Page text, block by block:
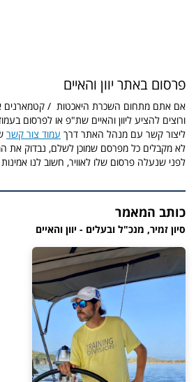
פרסום באתר יוון והאיים
אם אתם מתחום השכרת היאכטות / קטמארנים
ורוצים להציע ליוון והאיים שת"פ או לפרסום
ליצור קשר עם מנהל האתר דרך עמוד צור קשר
לא מקבלים כל מפרסם שמוכן לשלם, נבדוק את
לפני שנעלה פרסום שלו לאוויר, חשוב לנו אמינות
כותב המאמר
סיון זמיר, מנכ"ל ובעלים - יוון והאיים